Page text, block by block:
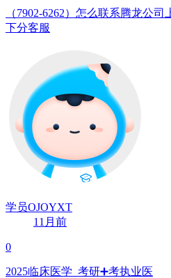
（7902-6262）怎么联系腾龙公
下分客服
学员OJOYXT
11月前
0
2025临床医学 ️ 考研➕考执业医